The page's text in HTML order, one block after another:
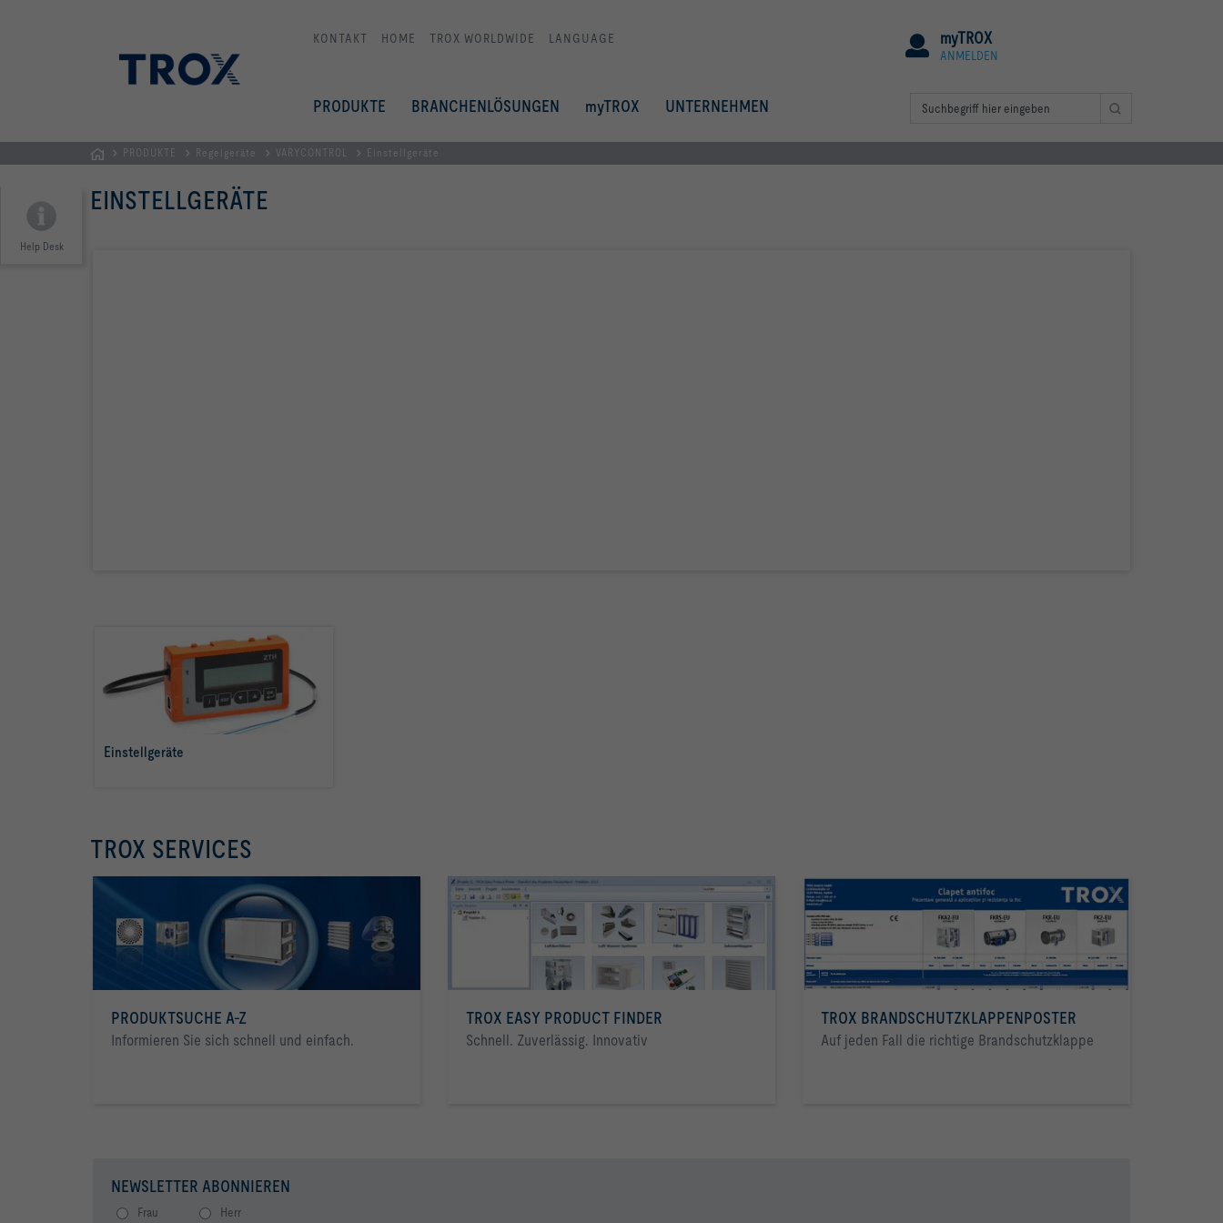
KONTAKT HOME TROX WORLDWIDE LANGUAGE myTROX
ANMELDEN
PRODUKTE BRANCHENLÖSUNGEN myTROX UNTERNEHMEN
PRODUKTE Regelgeräte VARYCONTROL Einstellgeräte
Help Desk
EINSTELLGERÄTE
Einstellgeräte
TROX SERVICES
PRODUKTSUCHE A-Z
Informieren Sie sich schnell und einfach.
TROX EASY PRODUCT FINDER
Schnell. Zuverlässig. Innovativ
TROX BRANDSCHUTZKLAPPENPOSTER
Auf jeden Fall die richtige Brandschutzklappe
NEWSLETTER ABONNIEREN
Frau Herr